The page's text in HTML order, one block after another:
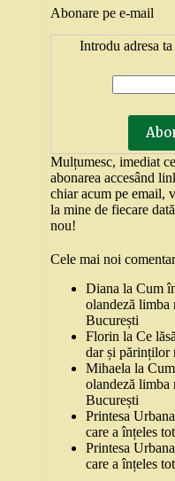
Abonare pe e-mail
Introdu adresa
Mulțumesc, imediat
abonarea accesând
chiar acum pe email,
la mine de fiecare
nou!
Cele mai noi
Diana laCum
olandeză limba
București
Florin laCe
dar și părinților
Mihaela la
olandeză limba
București
Printesa Urbana
care a înțeles
Printesa Urbana
care a înțeles